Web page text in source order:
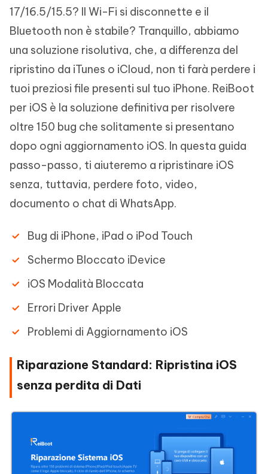
17/16.5/15.5? Il Wi-Fi si disconnette e il
Bluetooth non è stabile? Tranquillo, abbiamo
una soluzione risolutiva, che, a differenza del
ripristino da iTunes o iCloud, non ti farà perdere i
tuoi preziosi file presenti sul tuo iPhone. ReiBoot
per iOS è la soluzione definitiva per risolvere
oltre 150 bug che solitamente si presentano
dopo ogni aggiornamento iOS. In questa guida
passo-passo, ti aiuteremo a ripristinare iOS
senza, tuttavia, perdere foto, video,
documento o chat di WhatsApp.
Bug di iPhone, iPad o iPod Touch
Schermo Bloccato iDevice
iOS Modalità Bloccata
Errori Driver Apple
Problemi di Aggiornamento iOS
Riparazione Standard: Ripristina iOS
senza perdita di Dati